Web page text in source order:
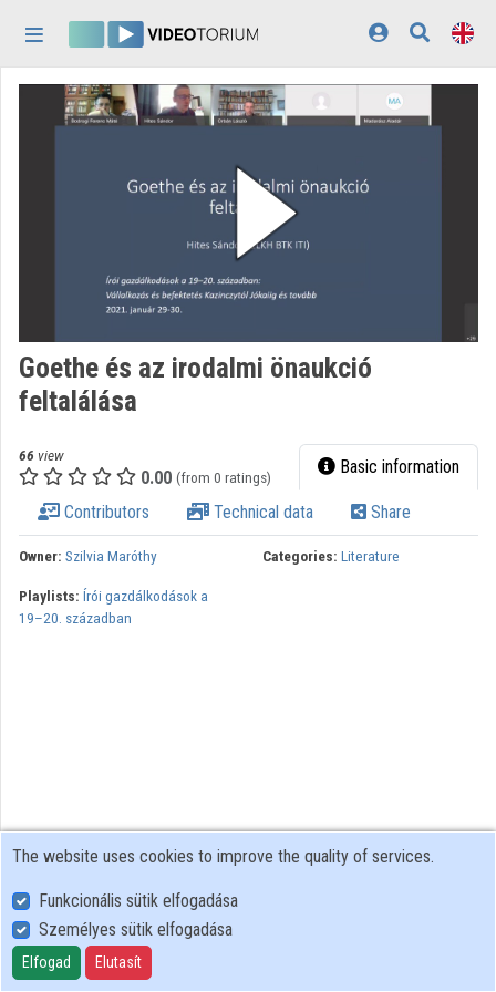
Home
Contributors
Goethe és az irodalmi önaukció
feltalálása
66 view
0.00 (from 0 ratings) Basic information
Contributors Technical data Share
Owner: Szilvia Maróthy Categories: Literature
Playlists: Írói gazdálkodások a
19–20. században
User Policy
Adatkezelési tájékoztató (en)
Cookie Policy
The website uses cookies to improve the quality of services.
Funkcionális sütik elfogadása
Személyes sütik elfogadása
Elfogad Elutasít